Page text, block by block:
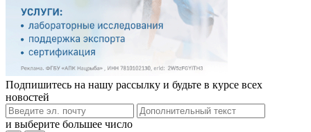
Подпишитесь на нашу рассылку и будьте в курсе всех
новостей
и выберите большее число